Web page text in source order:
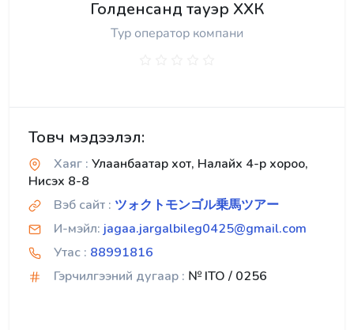
Голденсанд тауэр ХХК
Тур оператор компани
Товч мэдээлэл:
Хаяг : Улаанбаатар хот, Налайх 4-р хороо,
Нисэх 8-8
Вэб сайт : ツォクトモンゴル乗馬ツアー
И-мэйл: jagaa.jargalbileg0425@gmail.com
Утас : 88991816
Гэрчилгээний дугаар : № ITO / 0256